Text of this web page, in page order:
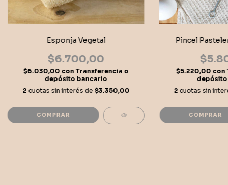
Esponja Vegetal
$6.700,00
$6.030,00 con Transferencia o
depósito bancario
2 cuotas sin interés de $3.350,00
Pincel
$5.220,00 con
2 cuotas sin
COMPRAR